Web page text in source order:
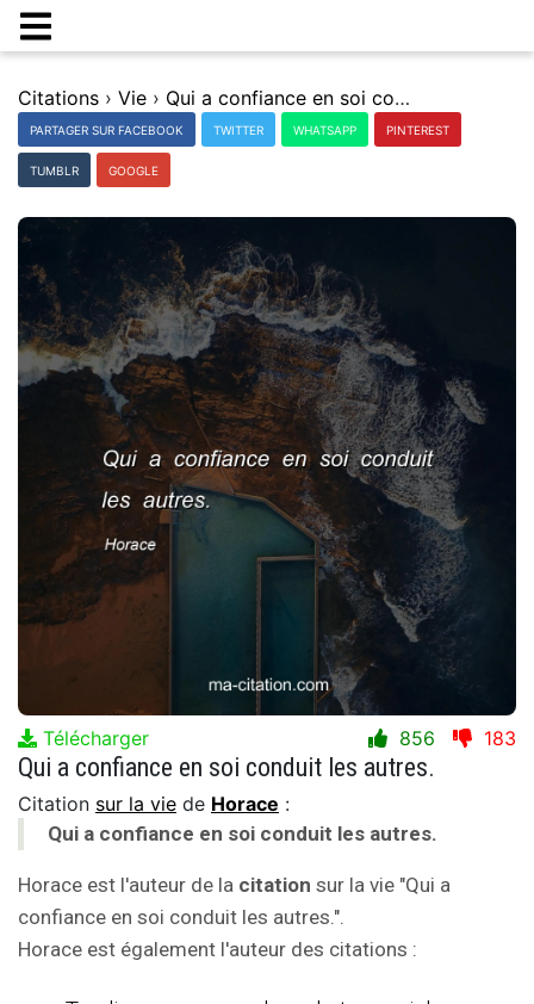
Citations › Vie › Qui a confiance en soi conduit les autres.
PARTAGER SUR FACEBOOK TWITTER WHATSAPP PINTEREST
TUMBLR GOOGLE
Télécharger 856 183
Qui a confiance en soi conduit les autres.
Citation sur la vie de Horace :
Qui a confiance en soi conduit les autres.
Horace est l'auteur de la citation sur la vie "Qui a
confiance en soi conduit les autres.".
Horace est également l'auteur des citations :